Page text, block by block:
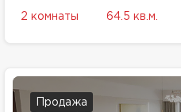
2 комнаты 64.5 кв.м.
Продажа